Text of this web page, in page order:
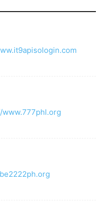
www.777phl.org